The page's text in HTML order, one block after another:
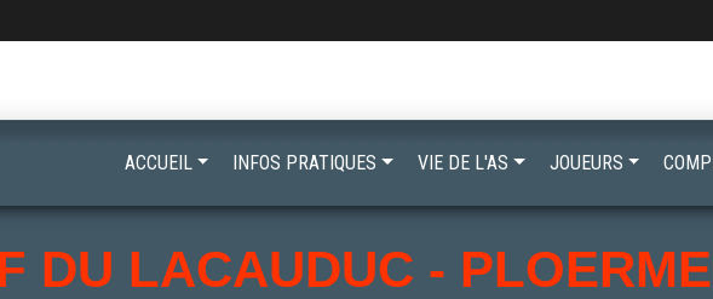
DU LACAUDUC -
ACCUEIL INFOS PRATIQUES VIE DE L'AS JOUEURS